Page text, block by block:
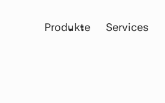
Produkte Services